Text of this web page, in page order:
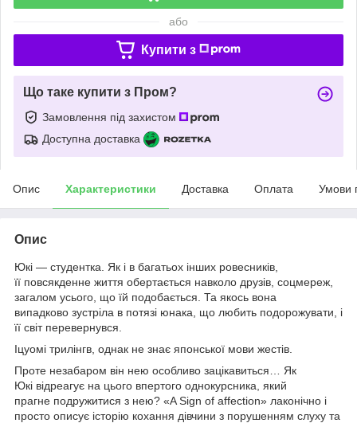
або
Купити з
Що таке купити з Пром?
Замовлення під захистом
Доступна доставка
Опис Характеристики Доставка Оплата Умови
Опис
Юкі — студентка. Як і в багатьох інших ровесників,
її повсякденне життя обертається навколо друзів, соцмереж,
загалом усього, що їй подобається. Та якось вона
випадково зустріла в потязі юнака, що любить подорожувати, і
її світ перевернувся.
Іцуомі трилінгв, однак не знає японської мови жестів.
Проте незабаром він нею особливо зацікавиться… Як
Юкі відреагує на цього впертого однокурсника, який
прагне подружитися з нею? «A Sign of affection» лаконічно і
просто описує історію кохання дівчини з порушенням слуху та